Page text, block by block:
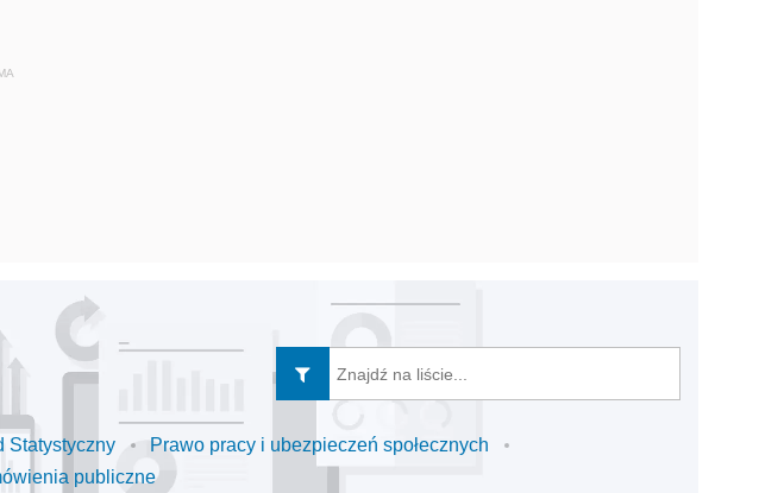
Statystyczny
Prawo pracy i ubezpieczeń społecznych
publiczne